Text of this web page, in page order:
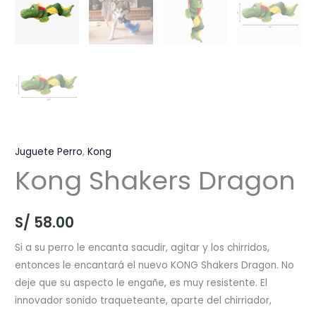
Juguete Perro,Kong
Kong Shakers Dragon
S/ 58.00
Si a su perro le encanta sacudir, agitar y los chirridos,
entonces le encantará el nuevo KONG Shakers Dragon. No
deje que su aspecto le engañe, es muy resistente. El
innovador sonido traqueteante, aparte del chirriador,